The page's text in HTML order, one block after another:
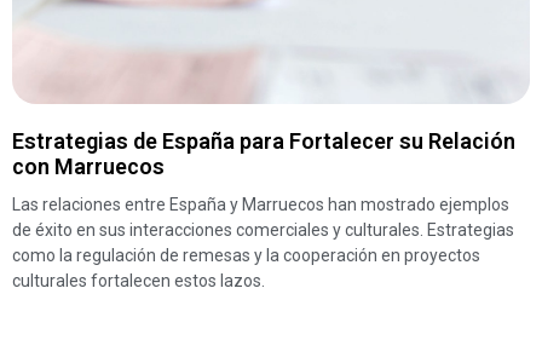
Estrategias de España para Fortalecer su Relación
con Marruecos
Las relaciones entre España y Marruecos han mostrado ejemplos
de éxito en sus interacciones comerciales y culturales. Estrategias
como la regulación de remesas y la cooperación en proyectos
culturales fortalecen estos lazos.